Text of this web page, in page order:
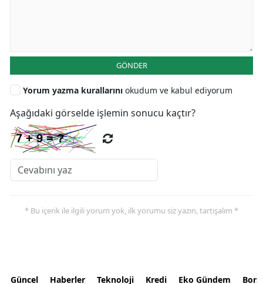
GÖNDER
Yorum yazma kurallarını okudum ve kabul ediyorum
Aşağıdaki görselde işlemin sonucu kaçtır?
* Bu içerik ile ilgili yorum yok, ilk yorumu siz yazın, tartışalım *
Güncel Haberler Teknoloji Kredi Eko Gündem